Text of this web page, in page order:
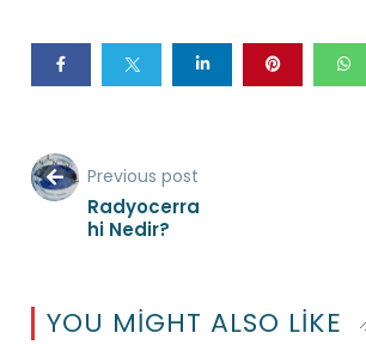
Previous post
Radyocerra
hi Nedir?
YOU MIGHT ALSO LIKE